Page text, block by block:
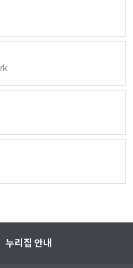
누리집 안내